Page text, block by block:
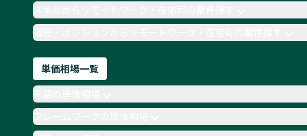
職種・ポジションからリモートワーク・在宅可の案件探す
単価相場一覧